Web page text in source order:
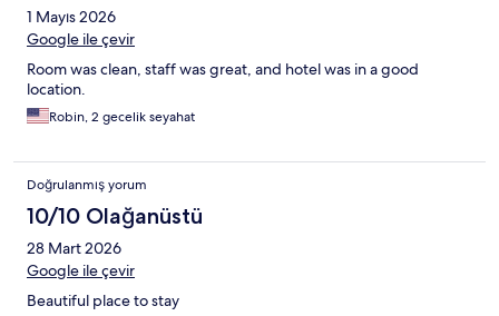
1 Mayıs 2026
Google ile çevir
Room was clean, staff was great, and hotel was in a good
location.
Robin, 2 gecelik seyahat
Doğrulanmış yorum
10/10 Olağanüstü
28 Mart 2026
Google ile çevir
Beautiful place to stay